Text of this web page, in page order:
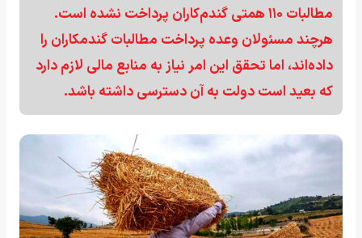
مطالبات ۱۱۰ همتی گندم‌کاران پرداخت نشده است.
هرچند مسئولان وعده پرداخت مطالبات گندمکاران را
داده‌اند، اما تحقق این امر نیاز به منابع مالی لازم دارد
که بعید است دولت به آن دسترسی داشته باشد.